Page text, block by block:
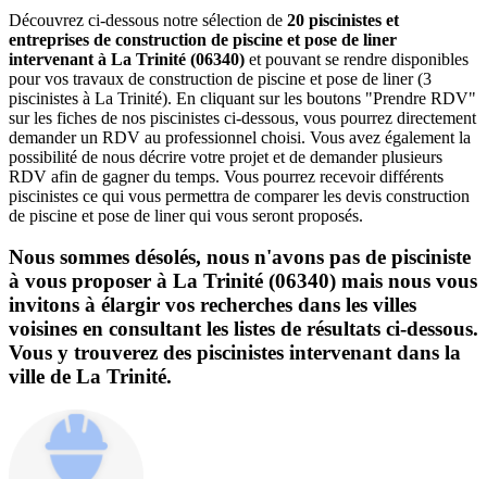
Découvrez ci-dessous notre sélection de 20 piscinistes et
entreprises de construction de piscine et pose de liner
intervenant à La Trinité (06340) et pouvant se rendre disponibles
pour vos travaux de construction de piscine et pose de liner (3
piscinistes à La Trinité). En cliquant sur les boutons "Prendre RDV"
sur les fiches de nos piscinistes ci-dessous, vous pourrez directement
demander un RDV au professionnel choisi. Vous avez également la
possibilité de nous décrire votre projet et de demander plusieurs
RDV afin de gagner du temps. Vous pourrez recevoir différents
piscinistes ce qui vous permettra de comparer les devis construction
de piscine et pose de liner qui vous seront proposés.
Nous sommes désolés, nous n'avons pas de pisciniste
à vous proposer à La Trinité (06340) mais nous vous
invitons à élargir vos recherches dans les villes
voisines en consultant les listes de résultats ci-dessous.
Vous y trouverez des piscinistes intervenant dans la
ville de La Trinité.